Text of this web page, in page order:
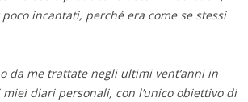
incantati, perché era come se stessi
da me trattate negli ultimi vent’anni in
diari personali, con l’unico obiettivo di